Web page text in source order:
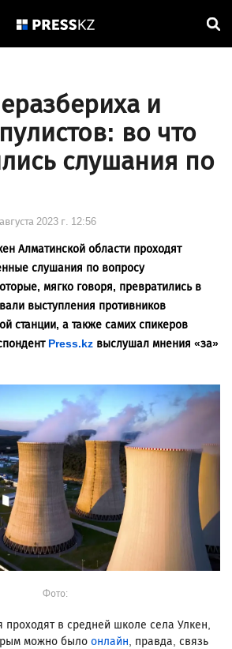
и
во что
слушания по
2023 г. 12:56
Алматинской области проходят
слушания по вопросу
мягко говоря, превратились в
выступления противников
станции, а также самих спикеров
Press.kz выслушал мнения «за»
Фото:
в средней школе села Улкен,
можно было онлайн, правда, связь